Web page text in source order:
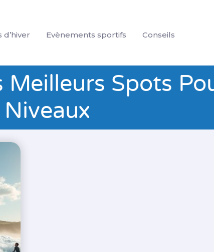
d’hiver Evènements sportifs Conseils
Spots